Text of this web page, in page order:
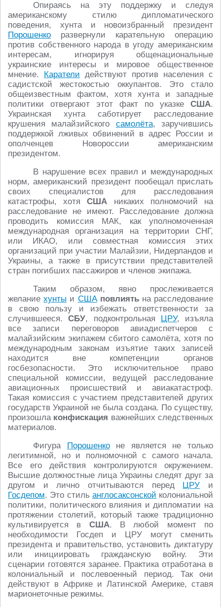
Опираясь на эту поддержку и следуя
американскому стилю дипломатического
поведения, хунта и новоизбранный президент
Порошенко развернули карательную операцию
против собственного народа в угоду американским
интересам, игнорируя общенациональные
украинские интересы и мировое общественное
мнение. Каратели действуют против населения с
садистской жестокостью оккупантов. Это стало
общеизвестным фактом, хотя хунта и западные
политики отвергают этот факт по указке США.
Украинская хунта саботирует расследование
крушения малайзийского самолёта, заручившись
поддержкой лживых обвинений в адрес России и
ополченцев Новороссии американским
президентом.
В нарушение всех правил и международных
норм, американский президент пообещал прислать
своих специалистов для расследования
катастрофы, хотяСША никаких полномочий на
расследование не имеют. Расследование должна
проводить комиссия МАК, как уполномоченная
международная организация на территории СНГ,
или ИКАО, или совместная комиссия этих
организаций при участии Малайзии, Нидерландов и
Украины, а также в присутствии представителей
стран погибших пассажиров и членов экипажа.
Таким образом, явно прослеживается
желаниехунты и США повлиятьна расследование
в свою пользу и избежать ответственности за
случившееся.СБУ, подконтрольная ЦРУ, изъяла
все записи переговоров авиадиспетчеров с
малайзийским экипажем сбитого самолёта, хотя по
международным законам изъятие таких записей
находится вне компетенции органов
госбезопасности. Это исключительное право
специальной комиссии, ведущей расследование
авиационных происшествий и авиакатастроф.
Такая комиссия с участием представителей других
государств Украиной не была создана. По существу,
произошла конфискация важнейших следственных
материалов.
Фигура Порошенконе является не только
легитимной, но и полномочной с самого начала.
Все его действия контролируются окружением.
Высшие должностные лица Украины следят друг за
другом и лично отчитываются перед ЦРУ и
Госдепом. Это стиль англосаксонской колониальной
политики, политического влияния и дипломатии на
протяжении столетий, который также традиционно
культивируется в США. В любой момент по
необходимости Госдеп и ЦРУ могут сменить
президента и правительство, установить диктатуру
или инициировать гражданскую войну. Эти
сценарии готовятся заранее. Практика отработана в
колониальный и послевоенный период. Так они
действуют в Африке и Латинской Америке, ставя
марионеточные режимы.